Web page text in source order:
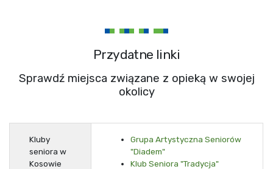
Przydatne linki
Sprawdź miejsca związane z opieką w swojej
okolicy
Kluby
seniora w
Kosowie
Grupa Artystyczna Seniorów
"Diadem"
Klub Seniora "Tradycja"